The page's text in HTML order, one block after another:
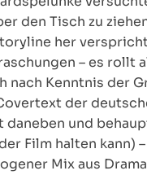
den Tisch zu
her
– es rollt
nach Kenntnis der
der
und
Film halten kann)
Mix aus